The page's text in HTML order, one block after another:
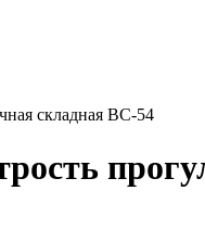
складная BC-54